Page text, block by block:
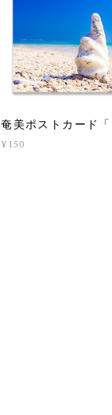
奄美ポストカード
¥150